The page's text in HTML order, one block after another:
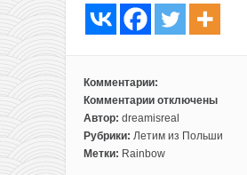
Комментарии:
Комментарии
к
записи
Большая
отключены
Автор: dreamisreal
Рубрики: Летим из Польши
Метки: Rainbow